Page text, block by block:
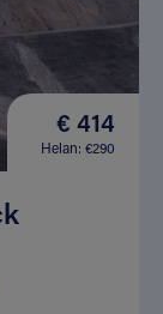
€ 414
Helan: €290